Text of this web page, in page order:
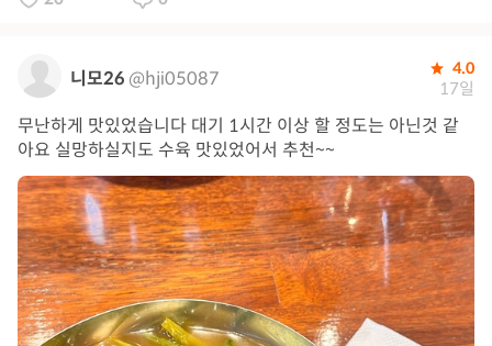
니모26 @hji05087 4.0
17일
무난하게 맛있었습니다 대기 1시간 이상 할 정도는 아닌것 같
아요 실망하실지도 수육 맛있었어서 추천~~